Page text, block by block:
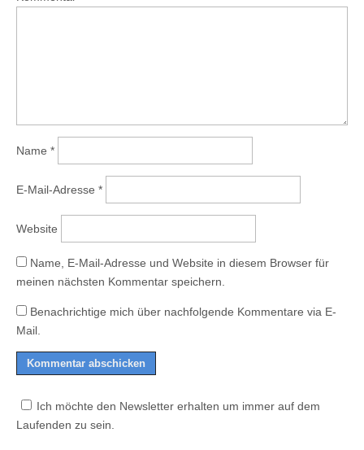
Name *
E-Mail-Adresse *
Website
Name, E-Mail-Adresse und Website in diesem Browser für
meinen nächsten Kommentar speichern.
Benachrichtige mich über nachfolgende Kommentare via E-
Mail.
Ich möchte den Newsletter erhalten um immer auf dem
Laufenden zu sein.